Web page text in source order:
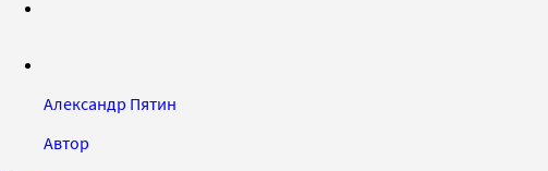
Александр Пятин
Автор